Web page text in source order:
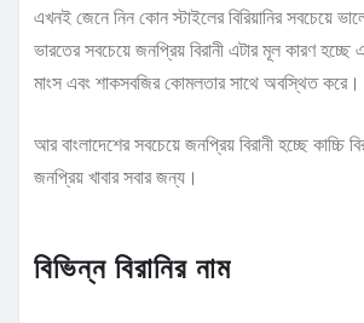
এখনই জেনে নিন কোন স্টাইলের বিরিয়ানির সবচেয়ে
ভারতের সবচেয়ে জনপ্রিয় বিরানী এটার মূল কারণ হচ্ছে
মাংস এবং শাকসবজির কোমলতার সাথে অবস্থিত করে।
আর বাংলাদেশের সবচেয়ে জনপ্রিয় বিরানী হচ্ছে কাচ্চি
জনপ্রিয় খাবার সবার জন্য।
বিভিন্ন বিরানির নাম